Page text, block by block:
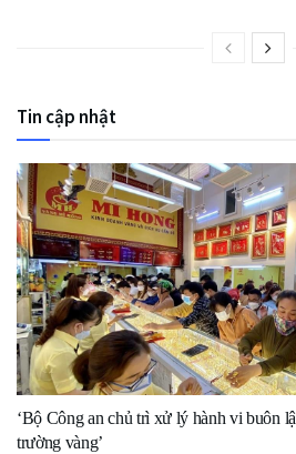
Tin cập nhật
‘Bộ Công an chủ trì xử lý hành vi buôn
trường vàng’